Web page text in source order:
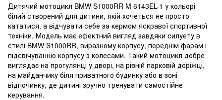
Дитячий мотоцикл BMW S1000RR M 6143EL-1 у кольорі
білий створений для дитини, якій хочеться не просто
кататися, а відчувати себе за кермом яскравої спортивної
техніки. Модель має ефектний вигляд завдяки силуету в
стилі BMW S1000RR, виразному корпусу, переднім фарам і
підсвічуванню корпусу з колесами. Такий мотоцикл добре
виглядає на прогулянці у дворі, на рівній парковій доріжці,
на майданчику біля приватного будинку або в зоні
відпочинку, де дитині зручно тренувати самостійне
керування.